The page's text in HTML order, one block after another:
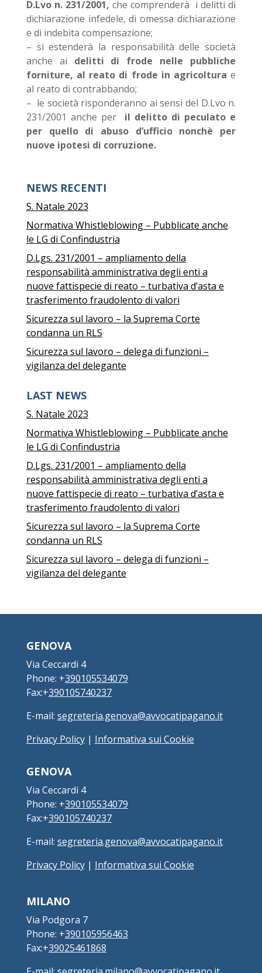
D.Lvo n. 231/2001, che comprenderà i delitti di
dichiarazione infedele, di omessa dichiarazione
e di indebita compensazione;
– si estenderà la responsabilità delle società
anche ai delitti di frode nelle pubbliche
forniture, al reato di frode in agricolturae
al reato di contrabbando;
– le società risponderanno ai sensi del D.Lvo n.
231/2001 anche per il delitto di peculato e
per quello di abuso d’ufficio nonchè per
nuove ipotesi di corruzione.
NEWS RECENTI
S. Natale 2023
Normativa Whistleblowing – Pubblicate anche
le LG di Confindustria
D.Lgs. 231/2001 – ampliamento della
responsabilità amministrativa degli enti a
nuove fattispecie di reato – turbativa d’asta e
trasferimento fraudolento di valori
Sicurezza sul lavoro – la Suprema Corte
condanna un RLS
Sicurezza sul lavoro – delega di funzioni –
vigilanza del delegante
LAST NEWS
S. Natale 2023
Normativa Whistleblowing – Pubblicate anche
le LG di Confindustria
D.Lgs. 231/2001 – ampliamento della
responsabilità amministrativa degli enti a
nuove fattispecie di reato – turbativa d’asta e
trasferimento fraudolento di valori
Sicurezza sul lavoro – la Suprema Corte
condanna un RLS
Sicurezza sul lavoro – delega di funzioni –
vigilanza del delegante
GENOVA
Via Ceccardi 4
Phone: +390105534079
Fax:+390105740237
E-mail: segreteria.genova@avvocatipagano.it
Privacy Policy| Informativa sui Cookie
GENOVA
Via Ceccardi 4
Phone: +390105534079
Fax:+390105740237
E-mail: segreteria.genova@avvocatipagano.it
Privacy Policy| Informativa sui Cookie
MILANO
Via Podgora 7
Phone: +390105956463
Fax:+39025461868